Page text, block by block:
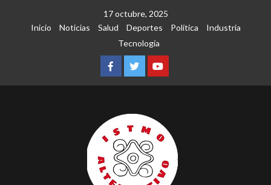
17 octubre, 2025
Inicio
Noticias Salud Deportes Política
Industria
Tecnología
Facebook
TwitterYoutube